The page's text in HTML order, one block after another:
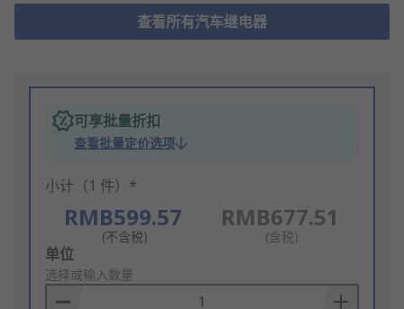
查看所有汽车继电器
可享批量折扣
查看批量定价选项
小计（1 件）*
RMB599.57
(不含税)
RMB677.51
(含税)
Add
to
Basket
单位
选择或输入数量